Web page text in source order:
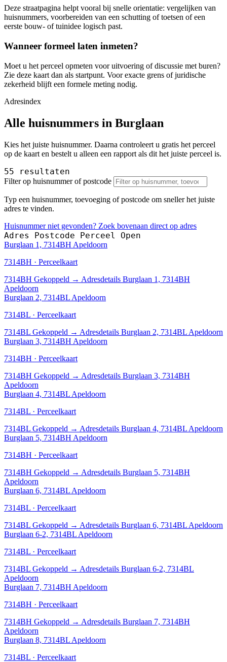
Deze straatpagina helpt vooral bij snelle orientatie: vergelijken van
huisnummers, voorbereiden van een schutting of toetsen of een
eerste bouw- of tuinidee logisch past.
Wanneer formeel laten inmeten?
Moet u het perceel opmeten voor uitvoering of discussie met buren?
Zie deze kaart dan als startpunt. Voor exacte grens of juridische
zekerheid blijft een formele meting nodig.
Adresindex
Alle huisnummers in Burglaan
Kies het juiste huisnummer. Daarna controleert u gratis het perceel
op de kaart en bestelt u alleen een rapport als dit het juiste perceel is.
55 resultaten
Filter op huisnummer of postcode
Typ een huisnummer, toevoeging of postcode om sneller het juiste
adres te vinden.
Huisnummer niet gevonden? Zoek bovenaan direct op adres
Adres Postcode Perceel Open
Burglaan 1, 7314BH Apeldoorn
7314BH · Perceelkaart
7314BH Gekoppeld → Adresdetails Burglaan 1, 7314BH
Apeldoorn
Burglaan 2, 7314BL Apeldoorn
7314BL · Perceelkaart
7314BL Gekoppeld → Adresdetails Burglaan 2, 7314BL Apeldoorn
Burglaan 3, 7314BH Apeldoorn
7314BH · Perceelkaart
7314BH Gekoppeld → Adresdetails Burglaan 3, 7314BH
Apeldoorn
Burglaan 4, 7314BL Apeldoorn
7314BL · Perceelkaart
7314BL Gekoppeld → Adresdetails Burglaan 4, 7314BL Apeldoorn
Burglaan 5, 7314BH Apeldoorn
7314BH · Perceelkaart
7314BH Gekoppeld → Adresdetails Burglaan 5, 7314BH
Apeldoorn
Burglaan 6, 7314BL Apeldoorn
7314BL · Perceelkaart
7314BL Gekoppeld → Adresdetails Burglaan 6, 7314BL Apeldoorn
Burglaan 6-2, 7314BL Apeldoorn
7314BL · Perceelkaart
7314BL Gekoppeld → Adresdetails Burglaan 6-2, 7314BL
Apeldoorn
Burglaan 7, 7314BH Apeldoorn
7314BH · Perceelkaart
7314BH Gekoppeld → Adresdetails Burglaan 7, 7314BH
Apeldoorn
Burglaan 8, 7314BL Apeldoorn
7314BL · Perceelkaart